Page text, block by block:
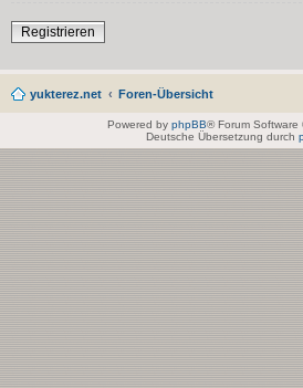
Registrieren
yukterez.net Foren-Übersicht
Powered by phpBB® Forum Software
Deutsche Übersetzung durch